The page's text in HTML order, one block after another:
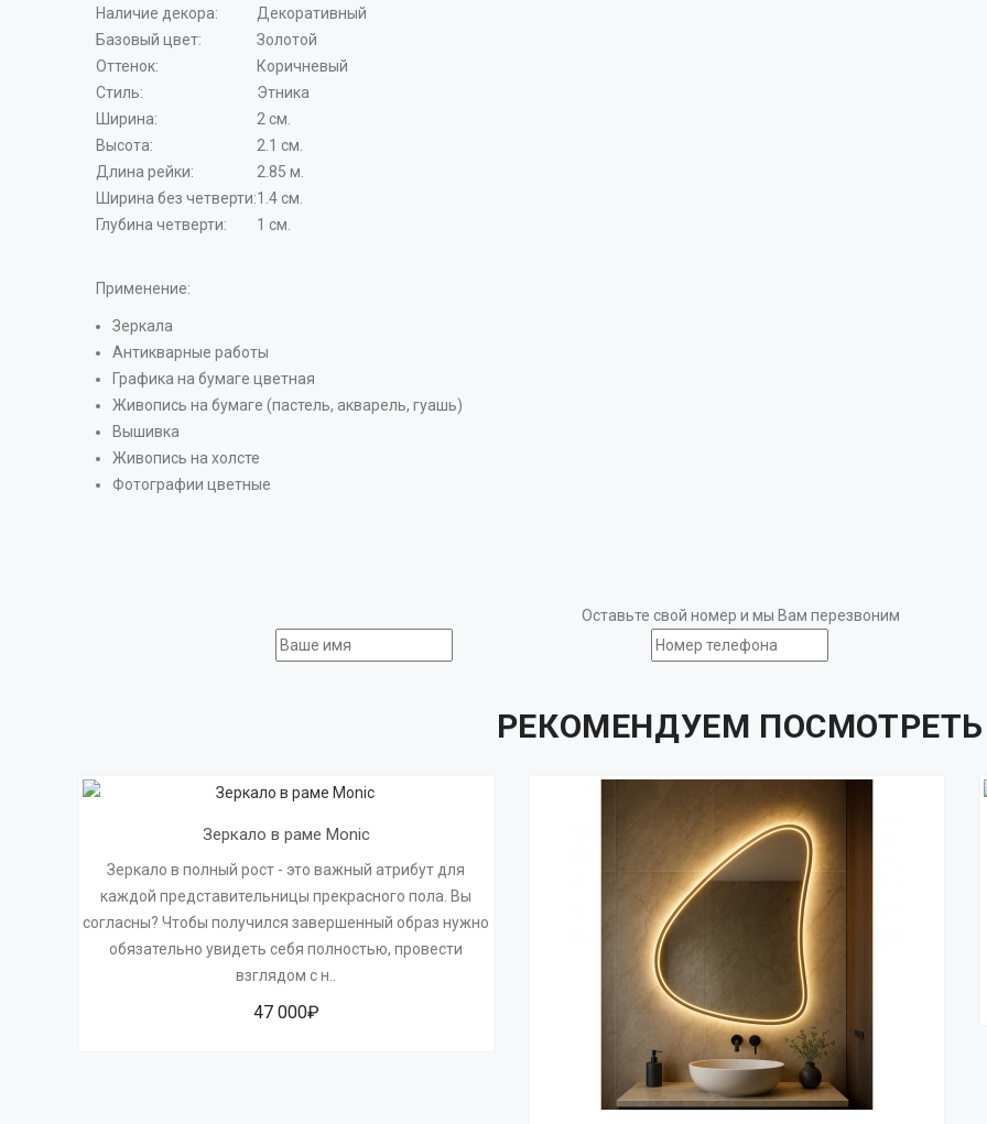
Наличие декора:
Декоративный
Базовый цвет:
Золотой
Оттенок:
Коричневый
Стиль:
Этника
Ширина:
2 см.
Высота:
2.1 см.
Длина рейки:
2.85 м.
Ширина без четверти:1.4 см.
Глубина четверти:
1 см.
Применение:
Зеркала
Антикварные работы
Графика на бумаге цветная
Живопись на бумаге (пастель, акварель, гуашь)
Вышивка
Живопись на холсте
Фотографии цветные
Оставьте свой номер и мы Вам перезвоним
РЕКОМЕНДУЕМ ПОСМОТРЕТЬ
Зеркало в раме Monic
Зеркало в полный рост - это важный атрибут для
каждой представительницы прекрасного пола. Вы
согласны? Чтобы получился завершенный образ нужно
обязательно увидеть себя полностью, провести
взглядом с н..
47 000₽